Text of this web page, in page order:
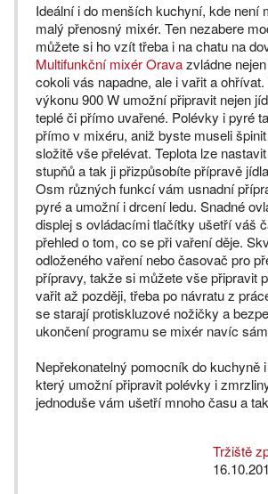
Ideální i do menších kuchyní, kde není
malý přenosný mixér. Ten nezabere
můžete si ho vzít třeba i na chatu na
Multifunkční mixér Oravazvládne
cokoli vás napadne, ale i vařit a
výkonu 900 W umožní připravit nejen
teplé či přímo uvařené. Polévky i pyré
přímo v mixéru, aniž byste museli
složitě vše přelévat. Teplota lze
stupňů a tak ji přizpůsobíte přípravě
Osm různých funkcí vám usnadní
pyré a umožní i drcení ledu. Snadné
displej s ovládacími tlačítky ušetří váš
přehled o tom, co se při vaření děje.
odloženého vaření nebo časovač pro
přípravy, takže si můžete vše připravit
vařit až později, třeba po návratu z
se starají protiskluzové nožičky a
ukončení programu se mixér navíc
Nepřekonatelný pomocník do kuchyně
který umožní připravit polévky i
jednoduše vám ušetří mnoho času a
Tržiště